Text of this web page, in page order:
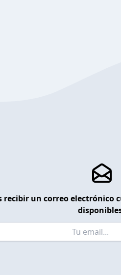
recibir un correo electrónico